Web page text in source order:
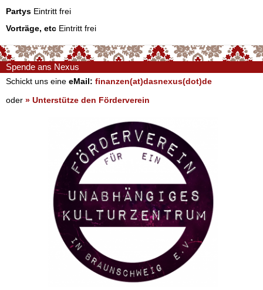
Partys Eintritt frei
Vorträge, etc Eintritt frei
Spende ans Nexus
Schickt uns eine eMail: finanzen(at)dasnexus(dot)de
oder » Unterstütze den Förderverein